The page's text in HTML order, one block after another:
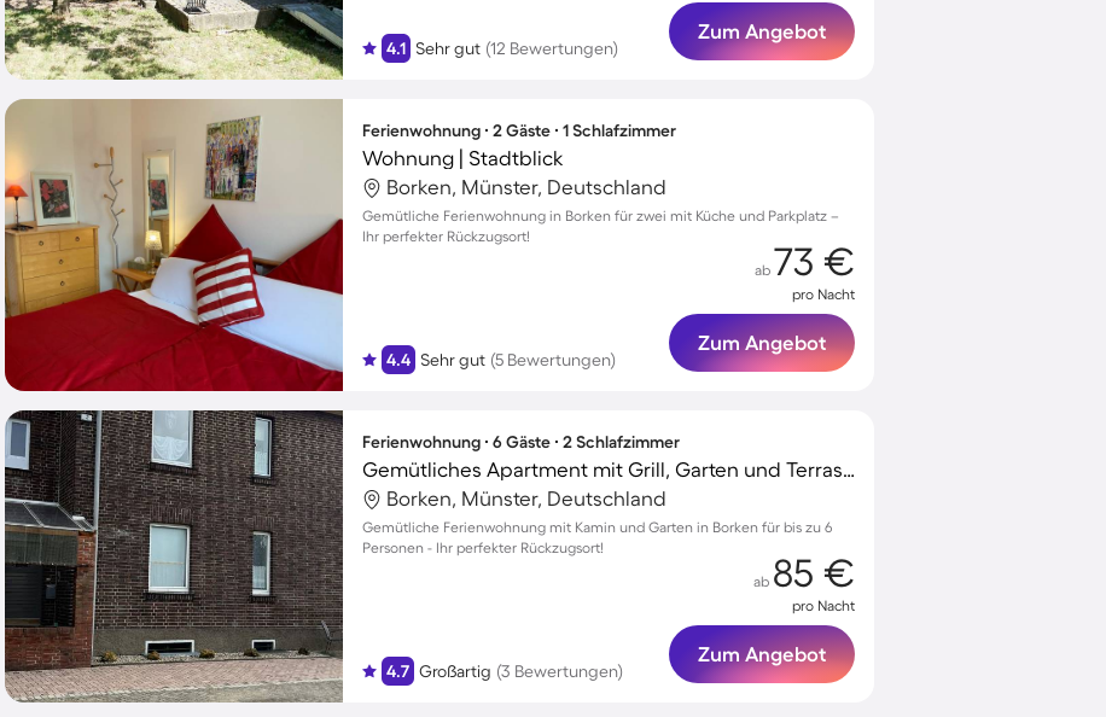
4.1 Sehr gut (12 Bewertungen)
Zum Angebot
Ferienwohnung ∙ 2 Gäste ∙ 1 Schlafzimmer
Wohnung | Stadtblick
Borken, Münster, Deutschland
Gemütliche Ferienwohnung in Borken für zwei mit Küche und Parkplatz –
Ihr perfekter Rückzugsort!
4.4 Sehr gut (5 Bewertungen)
ab 73 €
pro Nacht
Zum Angebot
Ferienwohnung ∙ 6 Gäste ∙ 2 Schlafzimmer
Gemütliches Apartment mit Grill, Garten und Terrasse
Borken, Münster, Deutschland
Gemütliche Ferienwohnung mit Kamin und Garten in Borken für bis zu 6
Personen - Ihr perfekter Rückzugsort!
4.7 Großartig (3 Bewertungen)
ab 85 €
pro Nacht
Zum Angebot